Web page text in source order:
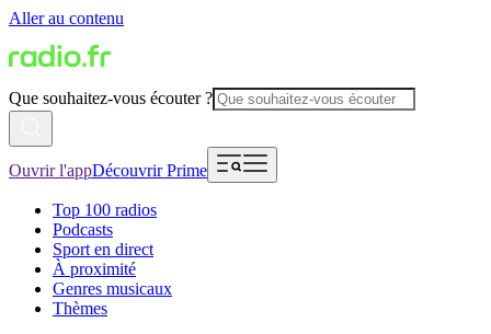
Aller au contenu
Que souhaitez-vous écouter ?
Ouvrir l'appDécouvrir Prime
Top 100 radios
Podcasts
Sport en direct
À proximité
Genres musicaux
Thèmes